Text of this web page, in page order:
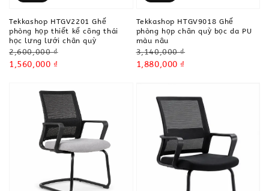
Tekkashop HTGV2201 Ghế
phòng họp thiết kế công thái
học lưng lưới chân quỳ
Regular
price
2,600,000 ₫
Sale
1,560,000 ₫
Tekkashop HTGV9018 Ghế
phòng họp chân quỳ bọc da PU
màu nâu
Regular
price
3,140,000 ₫
Sale
1,880,000 ₫